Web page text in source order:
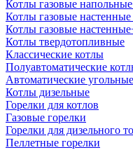
Котлы газовые
Котлы газовые
Котлы газовые
Котлы твердотопливные
Классические котлы
Полуавтоматические
Автоматические
Котлы дизельные
Горелки для котлов
Газовые горелки
Горелки для дизельного
Пеллетные горелки